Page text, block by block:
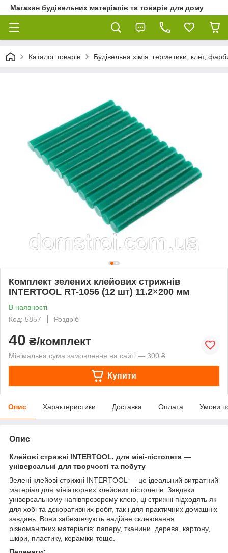
Магазин будівельних матеріалів та товарів для дому
Каталог товарів Будівельна хімія, герметики, клеї,
Комплект зелених клейових стрижнів
INTERTOOL RT-1056 (12 шт) 11.2×200 мм
В наявності
Код: 5857
Роздріб
40 ₴/комплект
Мінімальна сума замовлення на сайті — 300 ₴
Купити
Опис Характеристики Доставка Оплата Умови
Опис
Клейові стрижні INTERTOOL, для міні-пістолета —
універсальні для творчості та побуту
Зелені клейові стрижні INTERTOOL — це ідеальний витратний
матеріал для мініатюрних клейових пістолетів. Завдяки
універсальному напівпрозорому клею, ці стрижні підходять як
для хобі та декоративних робіт, так і для практичних домашніх
завдань. Вони забезпечують надійне склеювання
різноманітних матеріалів: паперу, тканини, дерева, картону,
шкіри, пластику, кераміки тощо.